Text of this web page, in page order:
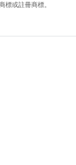
或註冊商標。